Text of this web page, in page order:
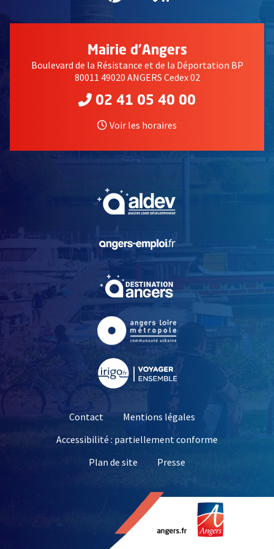
Mairie d'Angers
Boulevard de la Résistance et de la Déportation BP
80011 49020 ANGERS Cedex 02
02 41 05 40 00
Voir les horaires
, Ouvre une nouvelle
, Ouvre une nouvelle
Contact
Mentions légales
Accessibilité : partiellement conforme
Plan de site
Presse